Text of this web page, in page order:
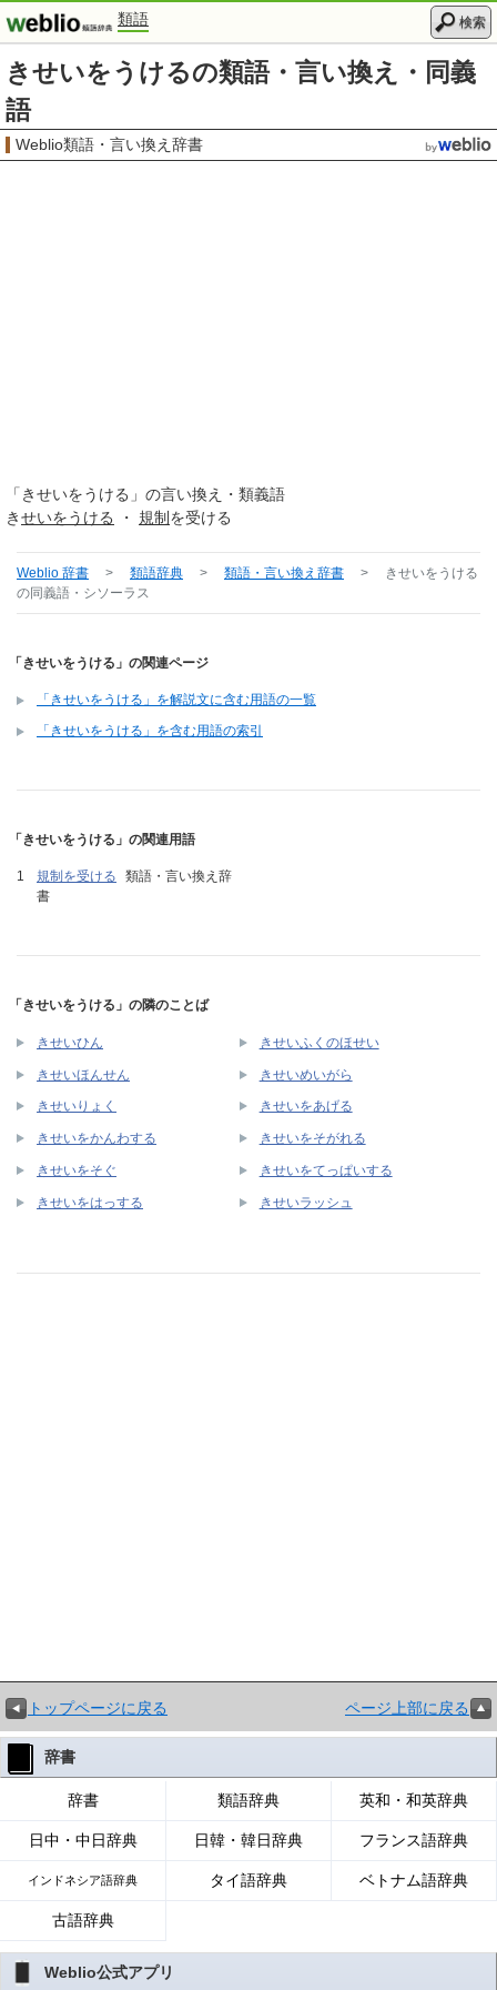
類語 検索
きせいをうけるの類語・言い換え・同義
語
Weblio類語・言い換え辞書
「 きせいをうける 」の言い換え・類義語
きせいをうける ・ 規制 を受ける
Weblio 辞書 > 類語辞典 > 類語・言い換え辞書 >
きせいをうける
の同義語・シソーラス
「きせいをうける」の関連ページ
「きせいをうける」を解説文に含む用語の一覧
「きせいをうける」を含む用語の索引
「きせいをうける」の関連用語
規制を受ける
類語・言い換え辞
書
「きせいをうける」の隣のことば
きせいひん きせいふくのほせい
きせいほんせん きせいめいがら
きせいりょく きせいをあげる
きせいをかんわする きせいをそがれる
きせいをそぐ きせいをてっぱいする
きせいをはっする きせいラッシュ
トップページに戻る ページ上部に戻る
辞書
辞書 類語辞典 英和・和英辞典
日中・中日辞典 日韓・韓日辞典 フランス語辞典
インドネシア語辞典 タイ語辞典 ベトナム語辞典
古語辞典
Weblio公式アプリ